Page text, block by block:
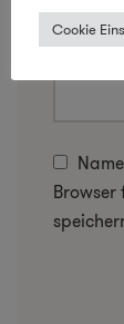
Website
Browser
Cookie